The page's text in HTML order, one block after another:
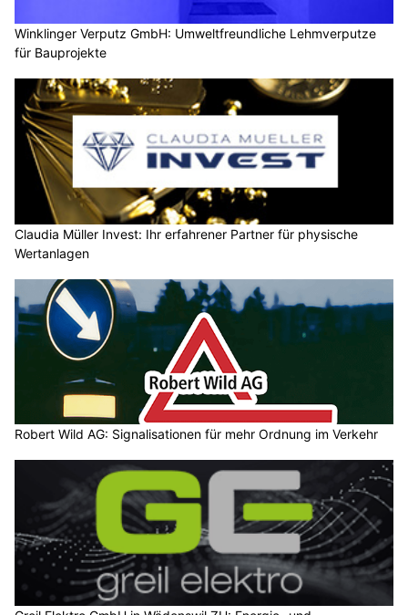
Winklinger Verputz GmbH: Umweltfreundliche Lehmverputze
für Bauprojekte
Claudia Müller Invest: Ihr erfahrener Partner für physische
Wertanlagen
Robert Wild AG: Signalisationen für mehr Ordnung im Verkehr